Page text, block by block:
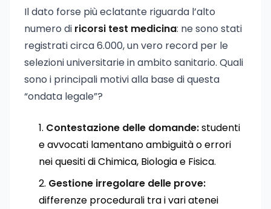
Il dato forse più eclatante riguarda l’alto
numero di ricorsi test medicina: ne sono stati
registrati circa 6.000, un vero record per le
selezioni universitarie in ambito sanitario. Quali
sono i principali motivi alla base di questa
“ondata legale”?
Contestazione delle domande:studenti
e avvocati lamentano ambiguità o errori
nei quesiti di Chimica, Biologia e Fisica.
Gestione irregolare delle prove:
differenze procedurali tra i vari atenei